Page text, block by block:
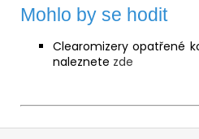
Mohlo by se hodit
Clearomizery opatřené
naleznete zde